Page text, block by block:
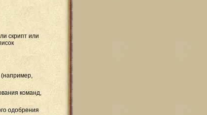
скрипт или
(например,
команд,
одобрения